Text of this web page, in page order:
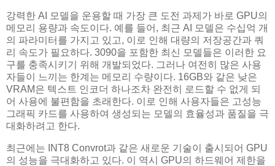
강력한 AI 모델을 운용할 때 가장 큰 도전 과제가 바로 GPU의
메모리 용량과 속도이다. 예를 들어, 최근 AI 모델은 수십억 개
의 파라미터를 가지고 있고, 이로 인해 대량의 저장공간과 쿼
리 속도가 필요하다. 3090을 포함한 최신 모델들은 이러한 요
구를 충족시키기 위해 개발되었다. 그러나 여전히 많은 사용
자들이 느끼는 한계는 메모리 수량이다. 16GB와 같은 낮은
VRAM은 텍스트 인코더 하나조차 완전히 로드할 수 없게 되
어 사용에 불편함을 초래한다. 이로 인해 사용자들은 고성능
그래픽 카드를 사용하여 생성되는 모델의 효율성과 품질을 극
대화하려고 한다.
최근에는 INT8 Convrot과 같은 새로운 기술이 출시되어 GPU
의 성능을 극대화하고 있다. 이 역시 GPU의 하드웨어 제한을